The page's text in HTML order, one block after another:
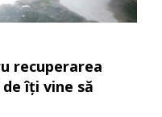
recuperarea
îţi vine să